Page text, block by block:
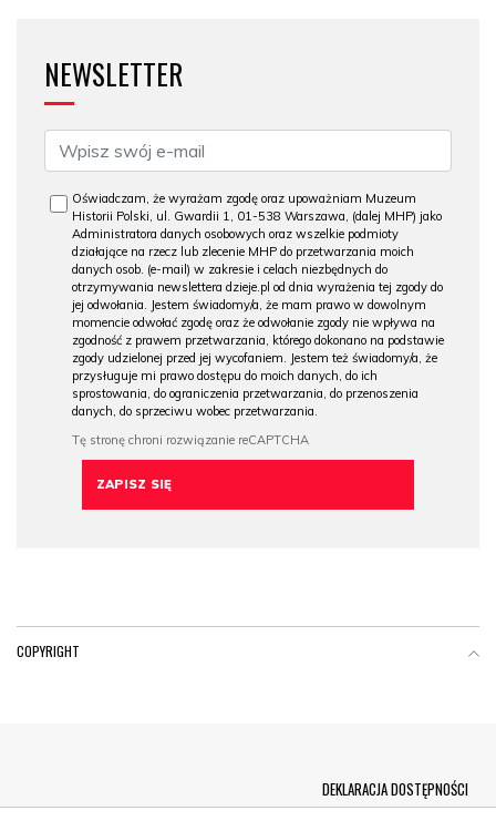
NEWSLETTER
Oświadczam, że wyrażam zgodę oraz upoważniam Muzeum
Historii Polski, ul. Gwardii 1, 01-538 Warszawa, (dalej MHP) jako
Administratora danych osobowych oraz wszelkie podmioty
działające na rzecz lub zlecenie MHP do przetwarzania moich
danych osob. (e-mail) w zakresie i celach niezbędnych do
otrzymywania newslettera dzieje.pl od dnia wyrażenia tej zgody do
jej odwołania. Jestem świadomy/a, że mam prawo w dowolnym
momencie odwołać zgodę oraz że odwołanie zgody nie wpływa na
zgodność z prawem przetwarzania, którego dokonano na podstawie
zgody udzielonej przed jej wycofaniem. Jestem też świadomy/a, że
przysługuje mi prawo dostępu do moich danych, do ich
sprostowania, do ograniczenia przetwarzania, do przenoszenia
danych, do sprzeciwu wobec przetwarzania.
COPYRIGHT
DEKLARACJA DOSTĘPNOŚCI